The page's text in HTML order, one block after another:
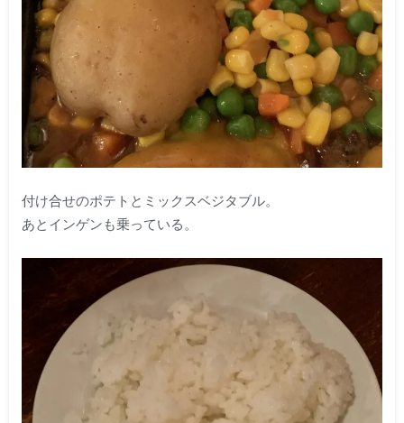
付け合せのポテトとミックスベジタブル。
あとインゲンも乗っている。